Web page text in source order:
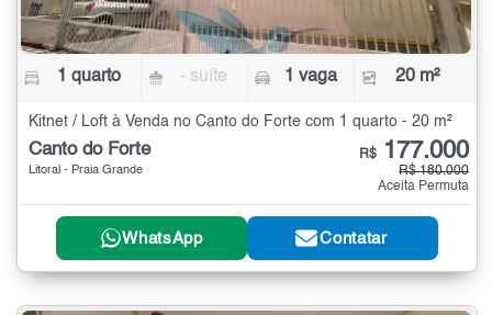
1 quarto - suíte 1 vaga 20 m²
Kitnet / Loft à Venda no Canto do Forte com 1 quarto - 20 m²
Canto do Forte
Litoral - Praia Grande
R$ 177.000
R$ 180.000
Aceita Permuta
WhatsApp Contatar